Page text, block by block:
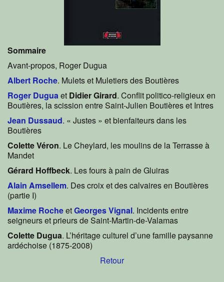
Sommaire
Avant-propos, Roger Dugua
Albert Roche. Mulets et Muletiers des Boutières
Roger Duguaet Didier Girard. Conflit politico-religieux en
Boutières, la scission entre Saint-Julien Boutières et Intres
Jean Dussaud. « Justes » et bienfaiteurs dans les
Boutières
Colette Véron. Le Cheylard, les moulins de la Terrasse à
Mandet
Gérard Hoffbeck. Les fours à pain de Gluiras
Alain Amsellem. Des croix et des calvaires en Boutières
(partie I)
Maxime RocheetGeorges Vignal. Incidents entre
seigneurs et prieurs de Saint-Martin-de-Valamas
Colette Dugua. L’héritage culturel d’une famille paysanne
ardéchoise (1875-2008)
Retour